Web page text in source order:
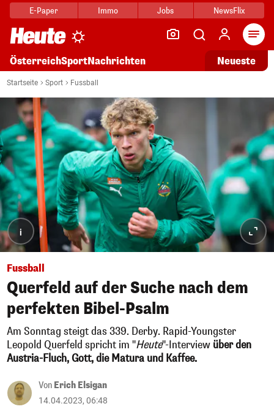
E-Paper Immo Jobs NewsFlix
ÖsterreichSportNachrichten Neueste
Startseite Sport Fussball
i
Fussball
Querfeld auf der Suche nach dem
perfekten Bibel-Psalm
Am Sonntag steigt das 339. Derby. Rapid-Youngster
Leopold Querfeld spricht im "Heute"-Interview über den
Austria-Fluch, Gott, die Matura und Kaffee.
Von Erich Elsigan
14.04.2023, 06:48